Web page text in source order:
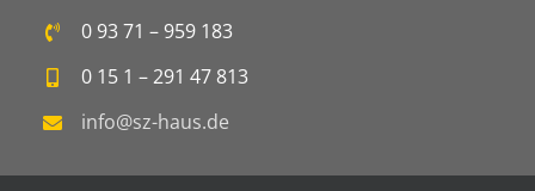
0 93 71 – 959 183
0 15 1 – 291 47 813
info@sz-haus.de